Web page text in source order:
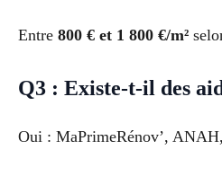
Entre 800 € et 1 800 €/m²
Q3 : Existe-t-il des
Oui : MaPrimeRénov’,